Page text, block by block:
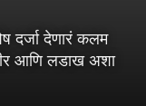
दर्जा देणारं कलम
आणि लडाख अशा